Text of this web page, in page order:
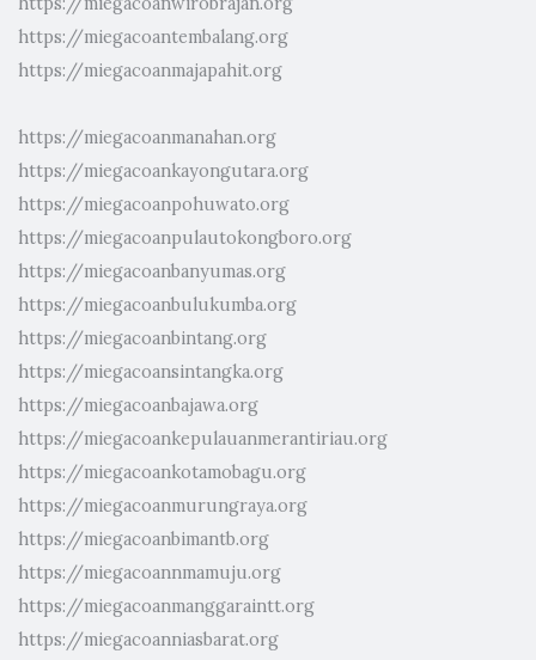
https://miegacoantembalang.org
https://miegacoanmajapahit.org
https://miegacoanmanahan.org
https://miegacoankayongutara.org
https://miegacoanpohuwato.org
https://miegacoanpulautokongboro.org
https://miegacoanbanyumas.org
https://miegacoanbulukumba.org
https://miegacoanbintang.org
https://miegacoansintangka.org
https://miegacoanbajawa.org
https://miegacoankepulauanmerantiriau.org
https://miegacoankotamobagu.org
https://miegacoanmurungraya.org
https://miegacoanbimantb.org
https://miegacoannmamuju.org
https://miegacoanmanggaraintt.org
https://miegacoanniasbarat.org